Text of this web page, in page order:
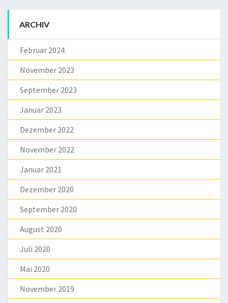
ARCHIV
Februar 2024
November 2023
September 2023
Januar 2023
Dezember 2022
November 2022
Januar 2021
Dezember 2020
September 2020
August 2020
Juli 2020
Mai 2020
November 2019